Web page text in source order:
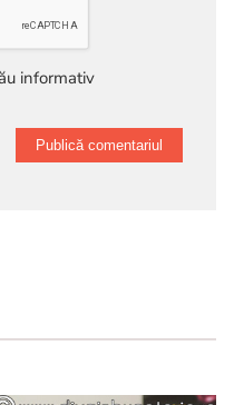
informativ